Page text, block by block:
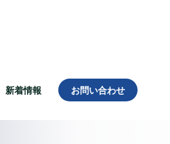
新着情報 お問い合わせ